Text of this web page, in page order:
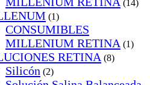
(14)
(1)
CONSUMIBLES
MILLENIUM RETINA (1)
RETINA (8)
Silicón (2)